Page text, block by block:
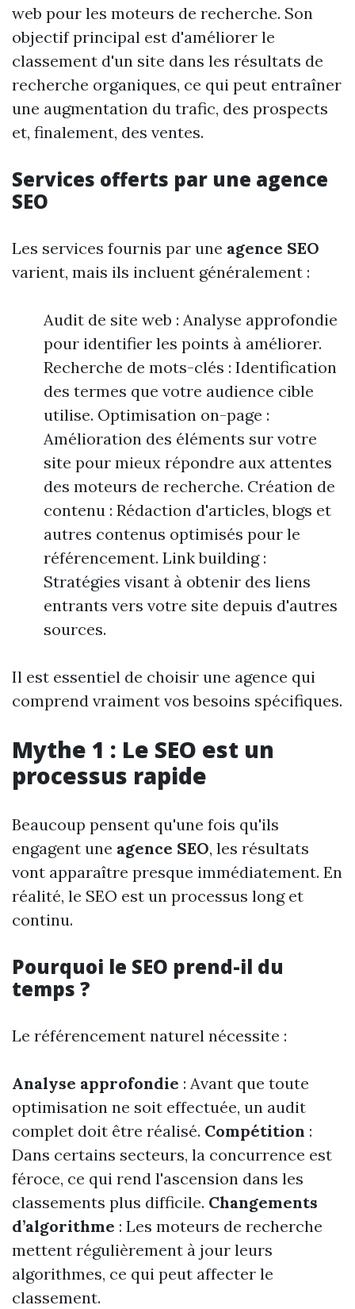
web pour les moteurs de recherche. Son
objectif principal est d'améliorer le
classement d'un site dans les résultats de
recherche organiques, ce qui peut entraîner
une augmentation du trafic, des prospects
et, finalement, des ventes.
Services offerts par une agence
SEO
Les services fournis par une agence SEO
varient, mais ils incluent généralement :
Audit de site web : Analyse approfondie
pour identifier les points à améliorer.
Recherche de mots-clés : Identification
des termes que votre audience cible
utilise. Optimisation on-page :
Amélioration des éléments sur votre
site pour mieux répondre aux attentes
des moteurs de recherche. Création de
contenu : Rédaction d'articles, blogs et
autres contenus optimisés pour le
référencement. Link building :
Stratégies visant à obtenir des liens
entrants vers votre site depuis d'autres
sources.
Il est essentiel de choisir une agence qui
comprend vraiment vos besoins spécifiques.
Mythe 1 : Le SEO est un
processus rapide
Beaucoup pensent qu'une fois qu'ils
engagent une agence SEO, les résultats
vont apparaître presque immédiatement. En
réalité, le SEO est un processus long et
continu.
Pourquoi le SEO prend-il du
temps ?
Le référencement naturel nécessite :
Analyse approfondie : Avant que toute
optimisation ne soit effectuée, un audit
complet doit être réalisé. Compétition :
Dans certains secteurs, la concurrence est
féroce, ce qui rend l'ascension dans les
classements plus difficile. Changements
d’algorithme : Les moteurs de recherche
mettent régulièrement à jour leurs
algorithmes, ce qui peut affecter le
classement.